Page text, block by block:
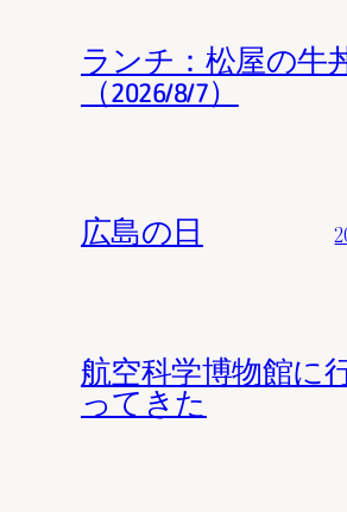
ランチ：松屋の牛
（2026/8/7）
広島の日
航空科学博物館に
ってきた